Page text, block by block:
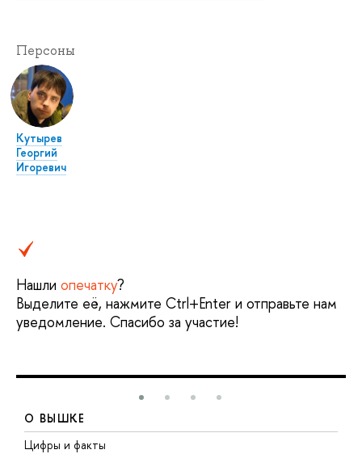
Персоны
Кутырев
Георгий
Игоревич
Нашли опечатку?
Выделите её, нажмите Ctrl+Enter и отправьте нам
уведомление. Спасибо за участие!
О ВЫШКЕ
Цифры и факты